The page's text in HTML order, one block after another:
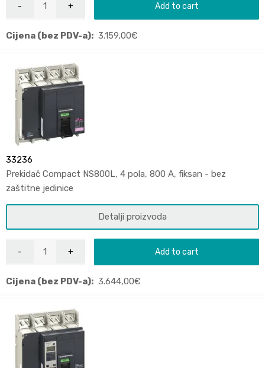
Add to cart
Cijena (bez PDV-a): 3.159,00€
33236
Prekidač Compact NS800L, 4 pola, 800 A, fiksan - bez
zaštitne jedinice
Detalji proizvoda
Add to cart
Cijena (bez PDV-a): 3.644,00€